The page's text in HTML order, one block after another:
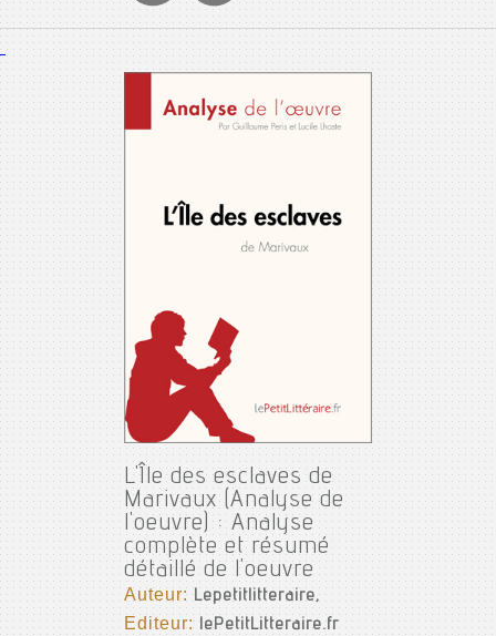
L'Île des esclaves de
Marivaux (Analyse de
l'oeuvre) : Analyse
complète et résumé
détaillé de l'oeuvre
Auteur:Lepetitlitteraire,
Editeur: lePetitLitteraire.fr